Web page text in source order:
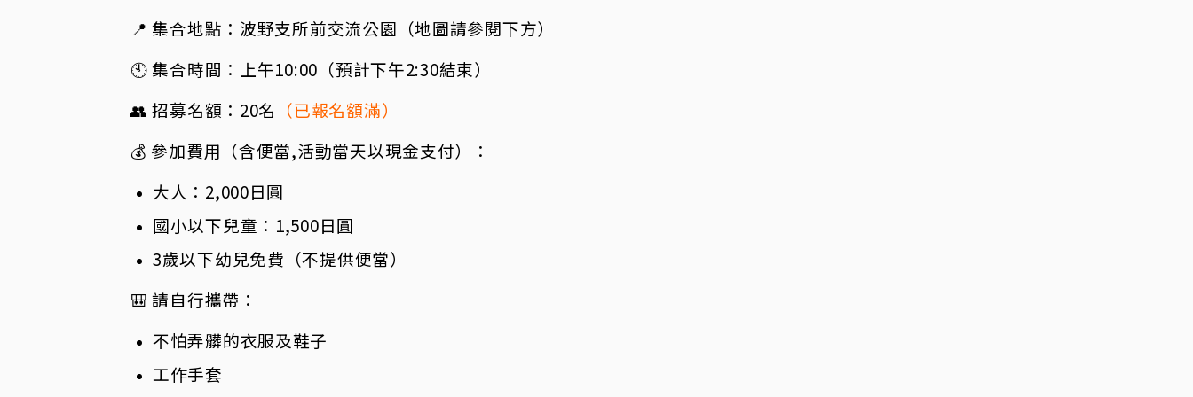
📍 集合地點：波野支所前交流公園（地圖請參閱下方）
🕙 集合時間：上午10:00（預計下午2:30結束）
👥 招募名額：20名 （已報名額滿）
💰 參加費用（含便當,活動當天以現金支付）：
大人：2,000日圓
國小以下兒童：1,500日圓
3歲以下幼兒免費（不提供便當）
🎒 請自行攜帶：
不怕弄髒的衣服及鞋子
工作手套